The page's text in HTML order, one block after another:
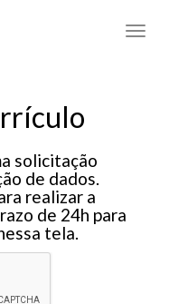
solicitação
de dados.
realizar a
de 24h para
tela.